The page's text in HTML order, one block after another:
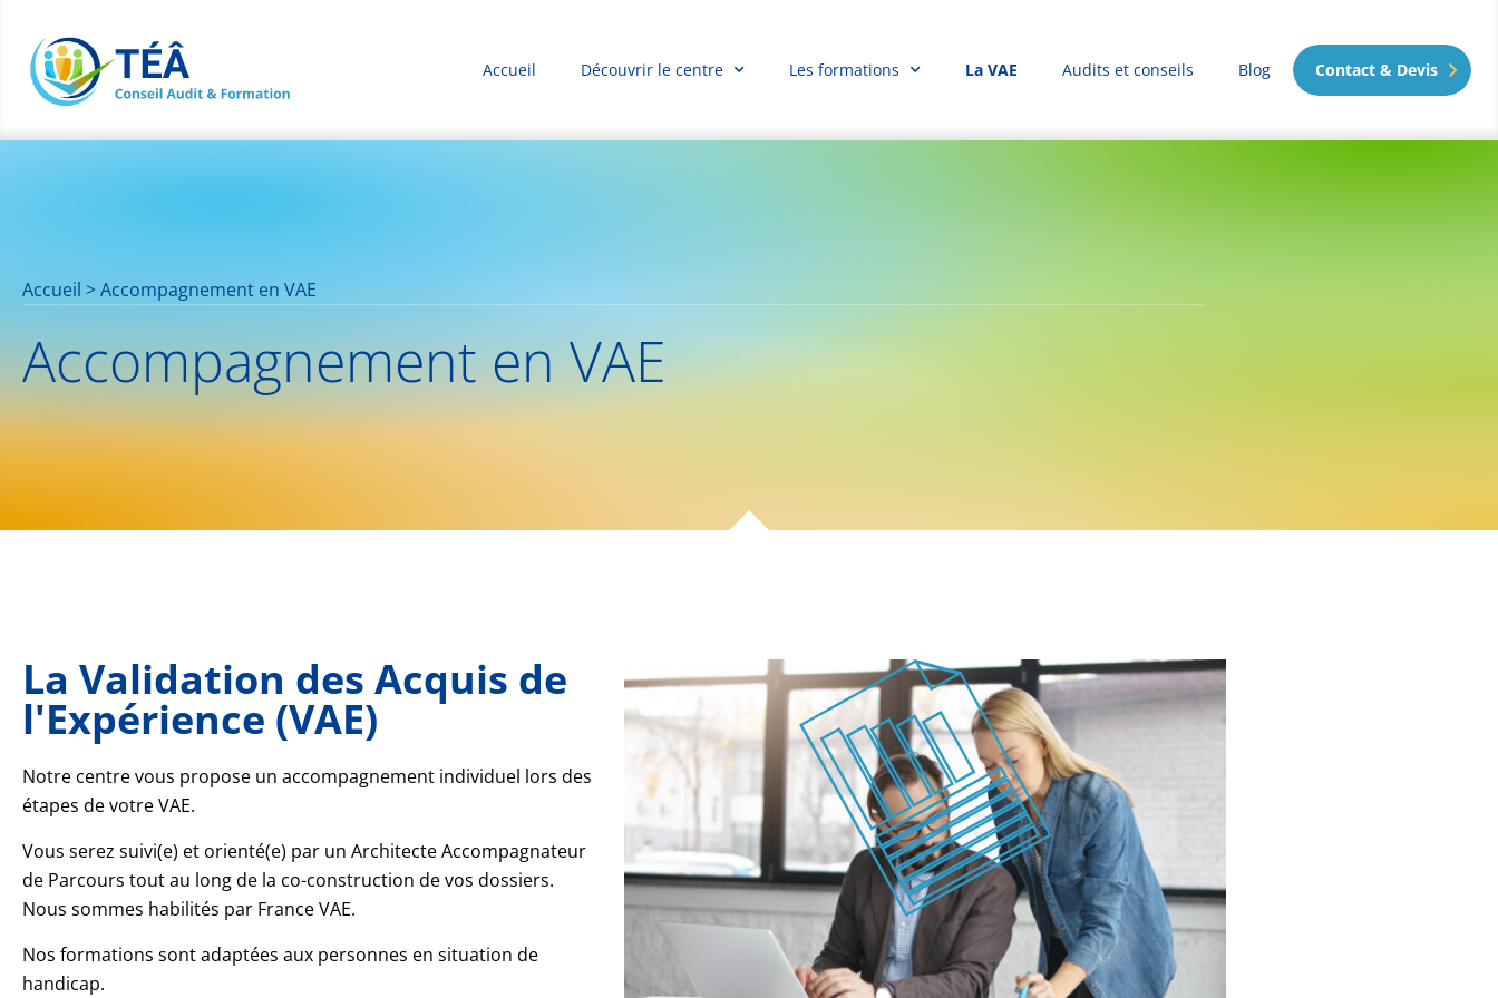
Accueil Découvrir le centre Les formations La VAE Audits et conseils Blog Contact & Devis
Accueil >Accompagnement en VAE
Accompagnement en VAE
La Validation des Acquis de
l'Expérience (VAE)
Notre centre vous propose un accompagnement individuel lors des
étapes de votre VAE.
Vous serez suivi(e) et orienté(e) par un Architecte Accompagnateur
de Parcours tout au long de la co-construction de vos dossiers.
Nous sommes habilités par France VAE.
Nos formations sont adaptées aux personnes en situation de
handicap.